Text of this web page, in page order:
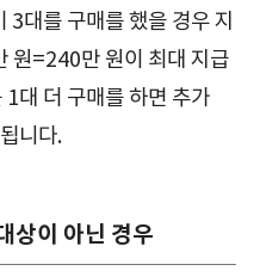
대를 구매를 했을 경우 지
원=240만 원이 최대 지급
대 더 구매를 하면 추가
니다.
상이 아닌 경우